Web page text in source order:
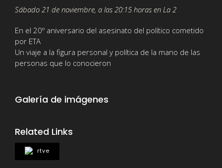
Sábado 21 de noviembre, a las 20:15 horas en La 2
En el 20º aniversario del asesinato del político cometido
por ETA
Un viaje a la figura personal y política de la mano de las
personas que lo conocieron
Galería de imágenes
Related Links
rtve